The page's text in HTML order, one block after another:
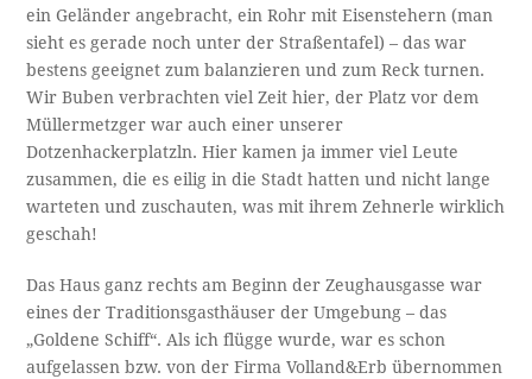
ein Geländer angebracht, ein Rohr mit Eisenstehern (man
sieht es gerade noch unter der Straßentafel) – das war
bestens geeignet zum balanzieren und zum Reck turnen.
Wir Buben verbrachten viel Zeit hier, der Platz vor dem
Müllermetzger war auch einer unserer
Dotzenhackerplatzln. Hier kamen ja immer viel Leute
zusammen, die es eilig in die Stadt hatten und nicht lange
warteten und zuschauten, was mit ihrem Zehnerle wirklich
geschah!
Das Haus ganz rechts am Beginn der Zeughausgasse war
eines der Traditionsgasthäuser der Umgebung – das
„Goldene Schiff“. Als ich flügge wurde, war es schon
aufgelassen bzw. von der Firma Volland&Erb übernommen